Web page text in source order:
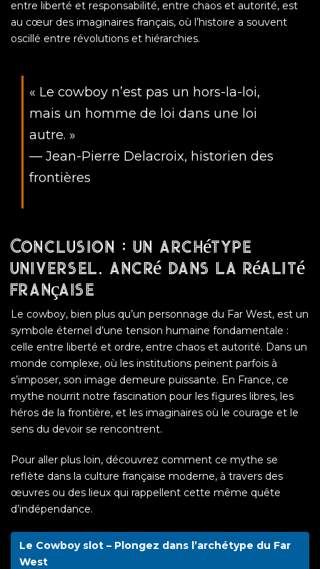
entre liberté et responsabilité, entre chaos et autorité, est
au cœur des imaginaires français, où l’histoire a souvent
oscillé entre révolutions et hiérarchies.
« Le cowboy n’est pas un hors-la-loi,
mais un homme de loi dans une loi
autre. »
— Jean-Pierre Delacroix, historien des
frontières
Conclusion : un archétype
universel, ancré dans la réalité
française
Le cowboy, bien plus qu’un personnage du Far West, est un
symbole éternel d’une tension humaine fondamentale :
celle entre liberté et ordre, entre chaos et autorité. Dans un
monde complexe, où les institutions peinent parfois à
s’imposer, son image demeure puissante. En France, ce
mythe nourrit notre fascination pour les figures libres, les
héros de la frontière, et les imaginaires où le courage et le
sens du devoir se rencontrent.
Pour aller plus loin, découvrez comment ce mythe se
reflète dans la culture française moderne, à travers des
œuvres ou des lieux qui rappellent cette même quête
d’indépendance.
Le Cowboy slot – Plongez dans l’archétype du Far
West